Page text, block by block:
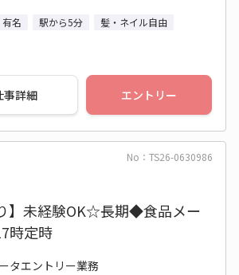
名 駅から5分
髪・ネイル自由
事詳細 エントリー
No：TS26-0630986
】未経験OK☆長期◆食品メー
時定時
タエントリー業務